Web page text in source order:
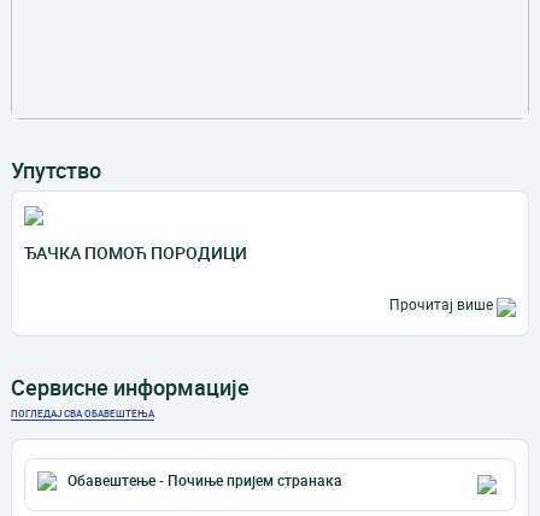
Упутство
ЂАЧКА ПОМОЋ ПОРОДИЦИ
Прочитај више
Сервисне информације
ПОГЛЕДАЈ СВА ОБАВЕШТЕЊА
Обавештење - Почиње пријем странака